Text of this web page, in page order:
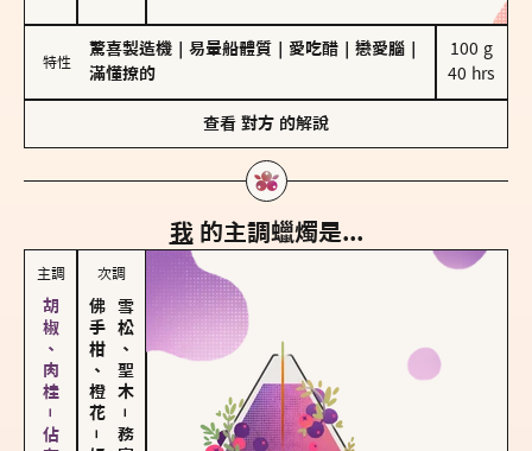
特性
驚喜製造機 易暈船體質 愛吃醋 戀愛腦
滿懂撩的
100 g
40 hrs
查看 對方 的解說
我 的主調蠟燭是...
主調
胡椒、肉桂－佔有型
次調
佛手柑、橙花
－
雪松、聖木
－